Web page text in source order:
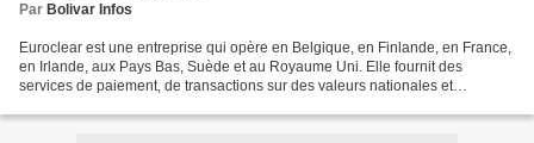
Par Bolivar Infos
Euroclear est une entreprise qui opère en Belgique, en Finlande, en France,
en Irlande, aux Pays Bas, Suède et au Royaume Uni. Elle fournit des
services de paiement, de transactions sur des valeurs nationales et